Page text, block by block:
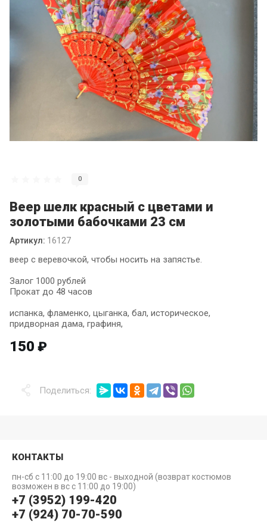
0
Веер шелк красный с цветами и
золотыми бабочками 23 см
Артикул: 16127
веер с веревочкой, чтобы носить на запястье.
Залог 1000 рублей
Прокат до 48 часов
испанка, фламенко, цыганка, бал, историческое,
придворная дама, графиня,
150 ₽
Поделиться:
КОНТАКТЫ
пн-сб с 11:00 до 19:00 вс - выходной (возврат костюмов
возможен в вс с 11:00 до 19:00)
+7 (3952) 199-420
+7 (924) 70-70-590